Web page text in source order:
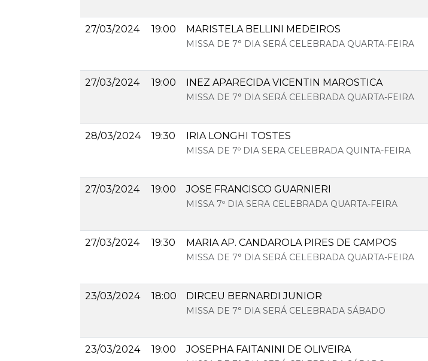
27/03/2024 19:00 MARISTELA BELLINI MEDEIROS
MISSA DE 7° DIA SERÁ CELEBRADA QUARTA-FEIRA
27/03/2024 19:00 INEZ APARECIDA VICENTIN MAROSTICA
MISSA DE 7° DIA SERÁ CELEBRADA QUARTA-FEIRA
28/03/2024 19:30 IRIA LONGHI TOSTES
MISSA DE 7º DIA SERA CELEBRADA QUINTA-FEIRA
27/03/2024 19:00 JOSE FRANCISCO GUARNIERI
MISSA 7º DIA SERA CELEBRADA QUARTA-FEIRA
27/03/2024 19:30 MARIA AP. CANDAROLA PIRES DE CAMPOS
MISSA DE 7° DIA SERÁ CELEBRADA QUARTA-FEIRA
23/03/2024 18:00 DIRCEU BERNARDI JUNIOR
MISSA DE 7° DIA SERÁ CELEBRADA SÁBADO
23/03/2024 19:00 JOSEPHA FAITANINI DE OLIVEIRA